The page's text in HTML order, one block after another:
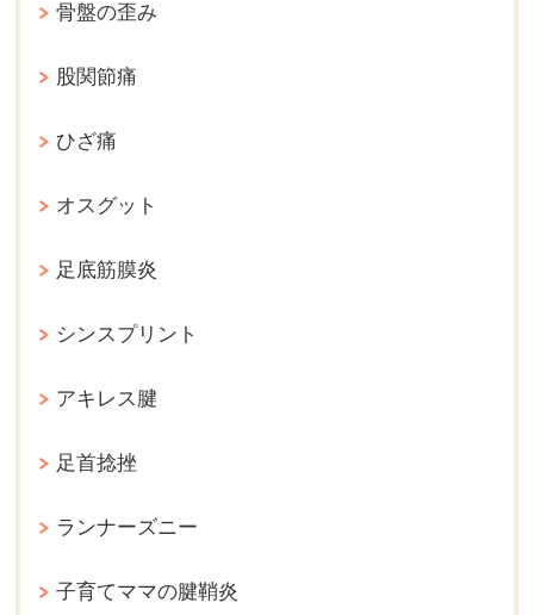
骨盤の歪み
股関節痛
ひざ痛
オスグット
足底筋膜炎
シンスプリント
アキレス腱
足首捻挫
ランナーズニー
子育てママの腱鞘炎